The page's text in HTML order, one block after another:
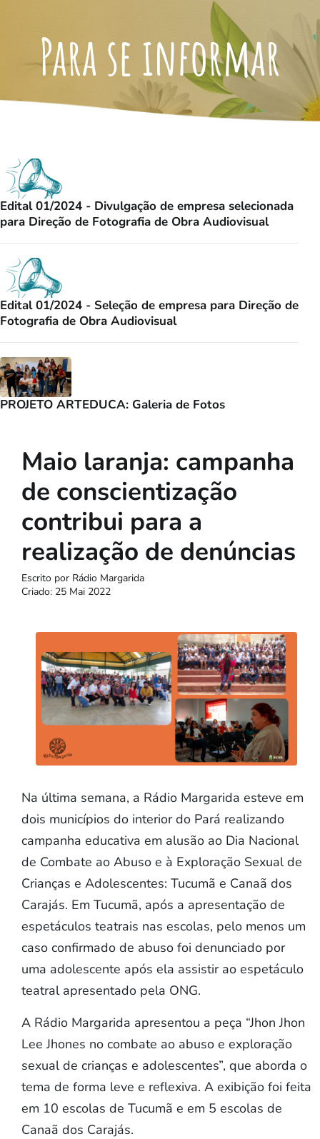
Para se informar
Edital 01/2024 - Divulgação de empresa selecionada
para Direção de Fotografia de Obra Audiovisual
Edital 01/2024 - Seleção de empresa para Direção de
Fotografia de Obra Audiovisual
PROJETO ARTEDUCA: Galeria de Fotos
Maio laranja: campanha
de conscientização
contribui para a
realização de denúncias
Escrito por Rádio Margarida
Criado: 25 Mai 2022
Na última semana, a Rádio Margarida esteve em
dois municípios do interior do Pará realizando
campanha educativa em alusão ao Dia Nacional
de Combate ao Abuso e à Exploração Sexual de
Crianças e Adolescentes: Tucumã e Canaã dos
Carajás. Em Tucumã, após a apresentação de
espetáculos teatrais nas escolas, pelo menos um
caso confirmado de abuso foi denunciado por
uma adolescente após ela assistir ao espetáculo
teatral apresentado pela ONG.
A Rádio Margarida apresentou a peça “Jhon Jhon
Lee Jhones no combate ao abuso e exploração
sexual de crianças e adolescentes”, que aborda o
tema de forma leve e reflexiva. A exibição foi feita
em 10 escolas de Tucumã e em 5 escolas de
Canaã dos Carajás.